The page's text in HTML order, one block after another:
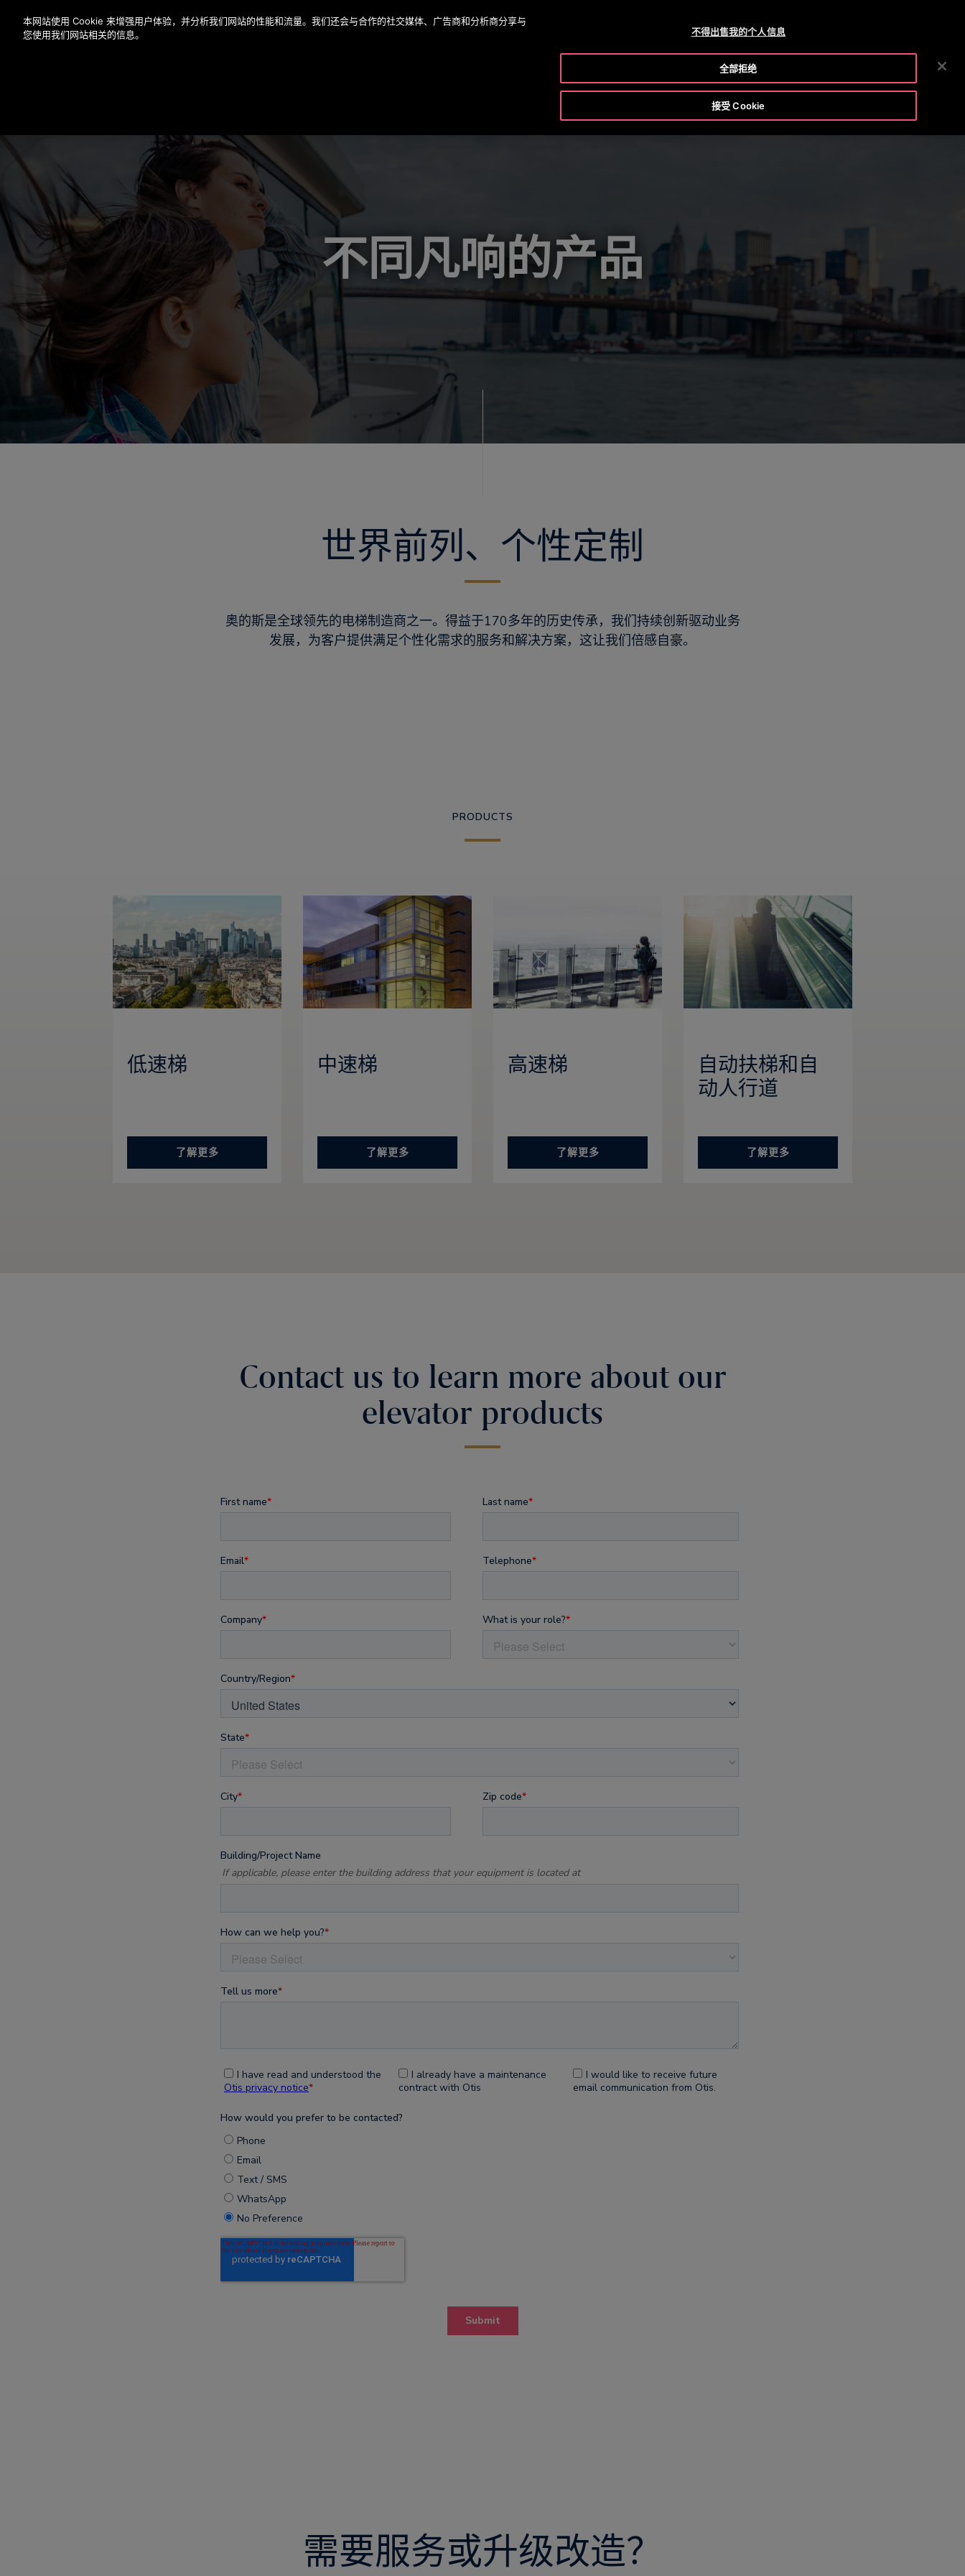
按 Enter 键跳至主要内容
OTISLINE +86 400 818 5588 /800 818 5588
关于奥的斯
搜
不同凡响的产品
世界前列、个性定制
奥的斯是全球领先的电梯制造商之一。得益于170多年的历史传承，我们持续创新驱动业务
发展，为客户提供满足个性化需求的服务和解决方案，这让我们倍感自豪。
PRODUCTS
低速梯
了解更多
中速梯
了解更多
高速梯
了解更多
自动扶梯和自
动人行道
了解更多
Contact us to learn more about our
elevator products
需要服务或升级改造？
本网站使用 Cookie 来增强用户体验，并分析我们网站的性能和流量。我们还会与合作的社交媒体、广告商和分析商分享与
您使用我们网站相关的信息。
不得出售我的个人信息
全部拒绝
接受 Cookie